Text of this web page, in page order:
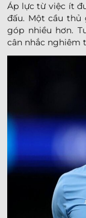
Áp lực từ việc ít
đấu. Một cầu thủ
góp nhiều hơn.
cân nhắc nghiêm